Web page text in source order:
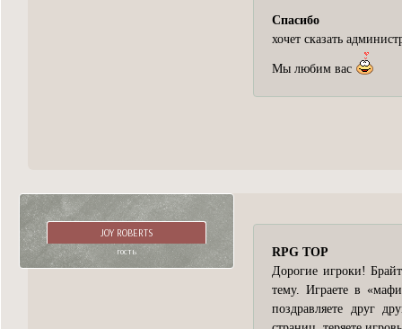
Спасибо
хочет сказать
Мы любим вас
JOY ROBERTS
гость
RPG TOP
Дорогие игроки!
тему. Играете в
поздравляете друг